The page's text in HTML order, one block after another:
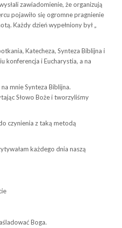
zawiadomienie, że organizują
pojawiło się ogromne pragnienie
Każdy dzień wypełniony był „
Katecheza, Synteza Biblijna i
konferencja i Eucharystia, a na
mnie Synteza Biblijna.
Słowo Boże i tworzyliśmy
czynienia z taką metodą
każdego dnia naszą
Boga.